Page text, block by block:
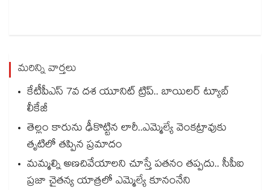
మరిన్ని వార్తలు
కేటీపీఎస్ 7వ దశ యూనిట్ ట్రిప్.. బాయిలర్ ట్యూబ్
లీకేజీ
తెల్లం కారును ఢీకొట్టిన లారీ..ఎమ్మెల్యే వెంకట్రావుకు
తృటిలో తప్పిన ప్రమాదం
మమ్మల్ని అణచివేయాలని చూస్తే పతనం తప్పదు.. సీపీఐ
ప్రజా చైతన్య యాత్రలో ఎమ్మెల్యే కూనంనేని